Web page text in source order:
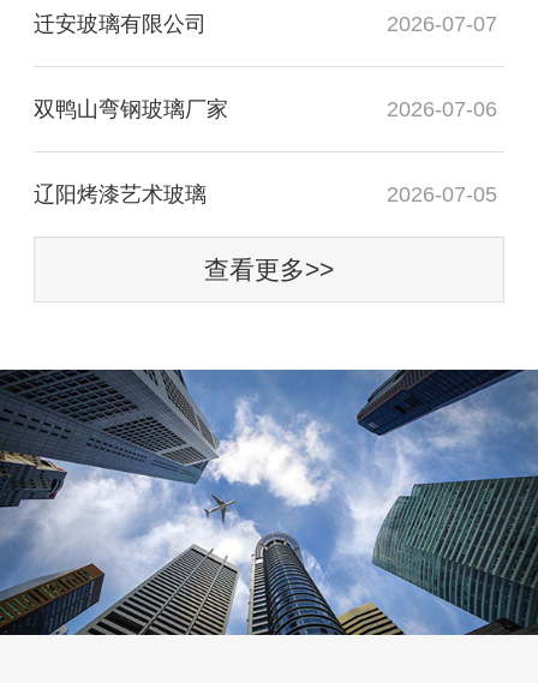
迁安玻璃有限公司 2026-07-07
双鸭山弯钢玻璃厂家 2026-07-06
辽阳烤漆艺术玻璃 2026-07-05
查看更多>>